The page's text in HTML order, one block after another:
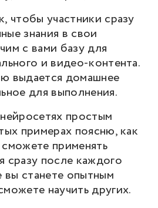
чтобы участники сразу
знания в свои
с вами базу для
и видео-контента.
выдается домашнее
для выполнения.
простым
примерах поясню, как
применять
сразу после каждого
вы станете опытным
научить других.